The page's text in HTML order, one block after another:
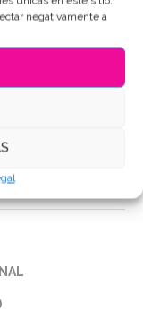
negativamente a